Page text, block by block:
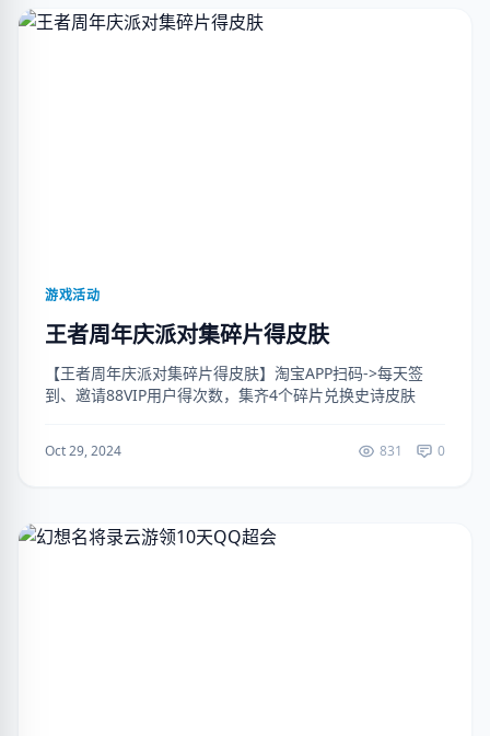
游戏活动
王者周年庆派对集碎片得皮肤
【王者周年庆派对集碎片得皮肤】淘宝APP扫码->每天签
到、邀请88VIP用户得次数，集齐4个碎片兑换史诗皮肤
Oct 29, 2024 831 0